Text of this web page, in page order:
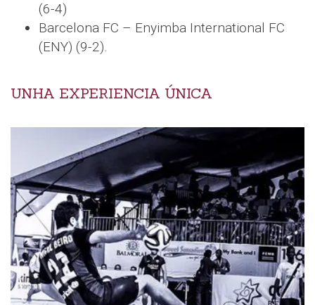
(6-4)
Barcelona FC – Enyimba International FC
(ENY) (9-2).
UNHA EXPERIENCIA ÚNICA